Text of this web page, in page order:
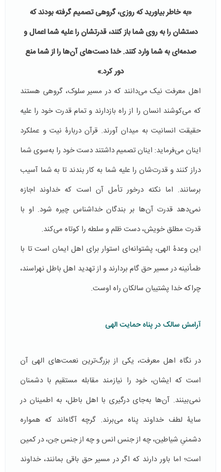
«به خاطر بیاورید که روزی، گروهی تصمیم گرفته بودند که
دستشان را به روی شما باز كنند، قدرتشان را علیه شما اعمال و
صدمه‌ای به شما وارد كنند. خدا دست‌های آن‌ها را از شما منع
دور كرد.»
اهل معرفت نیک می‌دانند که در مسیر سلوک، گروهی هستند
که می‌کوشند انسان را از راه بازدارند و تمام قدرت خود را علیه
حقیقت انسانیت به میدان آورند. قرآن دربارۀ نیت و عملکرد
اینان می‌فرماید: اینان تصمیم داشتند دست خود را به‌سوی شما
دراز کنند و قدرت‌شان را علیه شما به کار بندند تا به شما آسیب
برسانند. اما نکته درخور تأمل آن است که خداوند اجازه
نمی‌دهد قدرت آن‌ها بر بندگان خداشناس چیره شود. او با
قدرت مطلق خویش، دست ظلم و سلطه را کوتاه می‌کند.
این وعدۀ الهی، پشتوانه‌ای استوار برای اهل ایمان است تا با
طمأنینه در مسیر حق گام بردارند و از تهدید اهل باطل نهراسند،
چراکه خدا پشتیبان سالکان راه اوست.
آرامش سالک در پناه حمایت الهی
در نگاه اهل معرفت، یکی از بزرگ‌ترین نعمت‌های الهی آن
است که ایشان، خود را نیازمند مقابله مستقیم با دشمنان
نمی‌بینند. آن‌ها به‌جای درگیری با اهل باطل، به اطمینان در
سایۀ لطف خداوند پناه می‌برند. گرچه آگاه‌اند که همواره
دشمنیِ شیاطین، چه از جنس انس و چه از جنس جن، در کمین
است؛ اما باور دارند که اگر در مسیر حق باقی بمانند، خداوند